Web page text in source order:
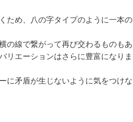
ため、八の字タイプのように一本の
の線で繋がって再び交わるものもあ
リエーションはさらに豊富になりま
に矛盾が生じないように気をつけな